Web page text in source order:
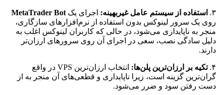
۳. استفاده از سیستم عامل غیربهینه: اجرای یک MetaTrader Bot
روی یک سرور لینوکس بدون استفاده از نرم‌افزارهای سازگاری،
منجر به ناپایداری می‌شود، در حالی که کاربران لینوکس اغلب به
دلیل سادگی نصب، سعی در اجرای آن روی سرورهای ارزان‌تر
دارند.
۴. تکیه بر ارزان‌ترین پلن‌ها:
انتخاب ارزان‌ترین VPS در واقع
گران‌ترین گزینه است، زیرا ناپایداری و قطعی‌های آن منجر به از
دست رفتن سود و ضرر می‌شود.